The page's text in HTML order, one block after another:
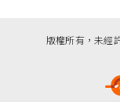
版權所有，未經